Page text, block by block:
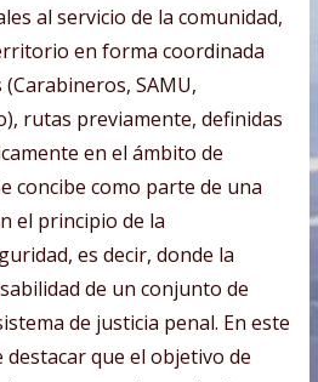
al servicio de la comunidad,
en forma coordinada
SAMU,
rutas previamente, definidas
en el ámbito de
concibe como parte de una
el principio de la
es decir, donde la
de un conjunto de
de justicia penal. En este
que el objetivo de